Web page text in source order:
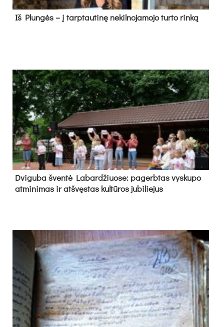
Iš Plungės – į tarptautinę nekilnojamojo turto rinką
Dvi­gu­ba šven­tė La­bar­džiuo­se: pa­gerb­tas vys­ku­po
at­mi­ni­mas ir at­švęs­tas kul­tū­ros ju­bi­lie­jus